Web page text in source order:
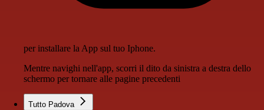
per installare la App sul tuo Iphone.
Mentre navighi nell'app, scorri il dito da sinistra a destra dello
schermo per tornare alle pagine precedenti
Tutto Padova